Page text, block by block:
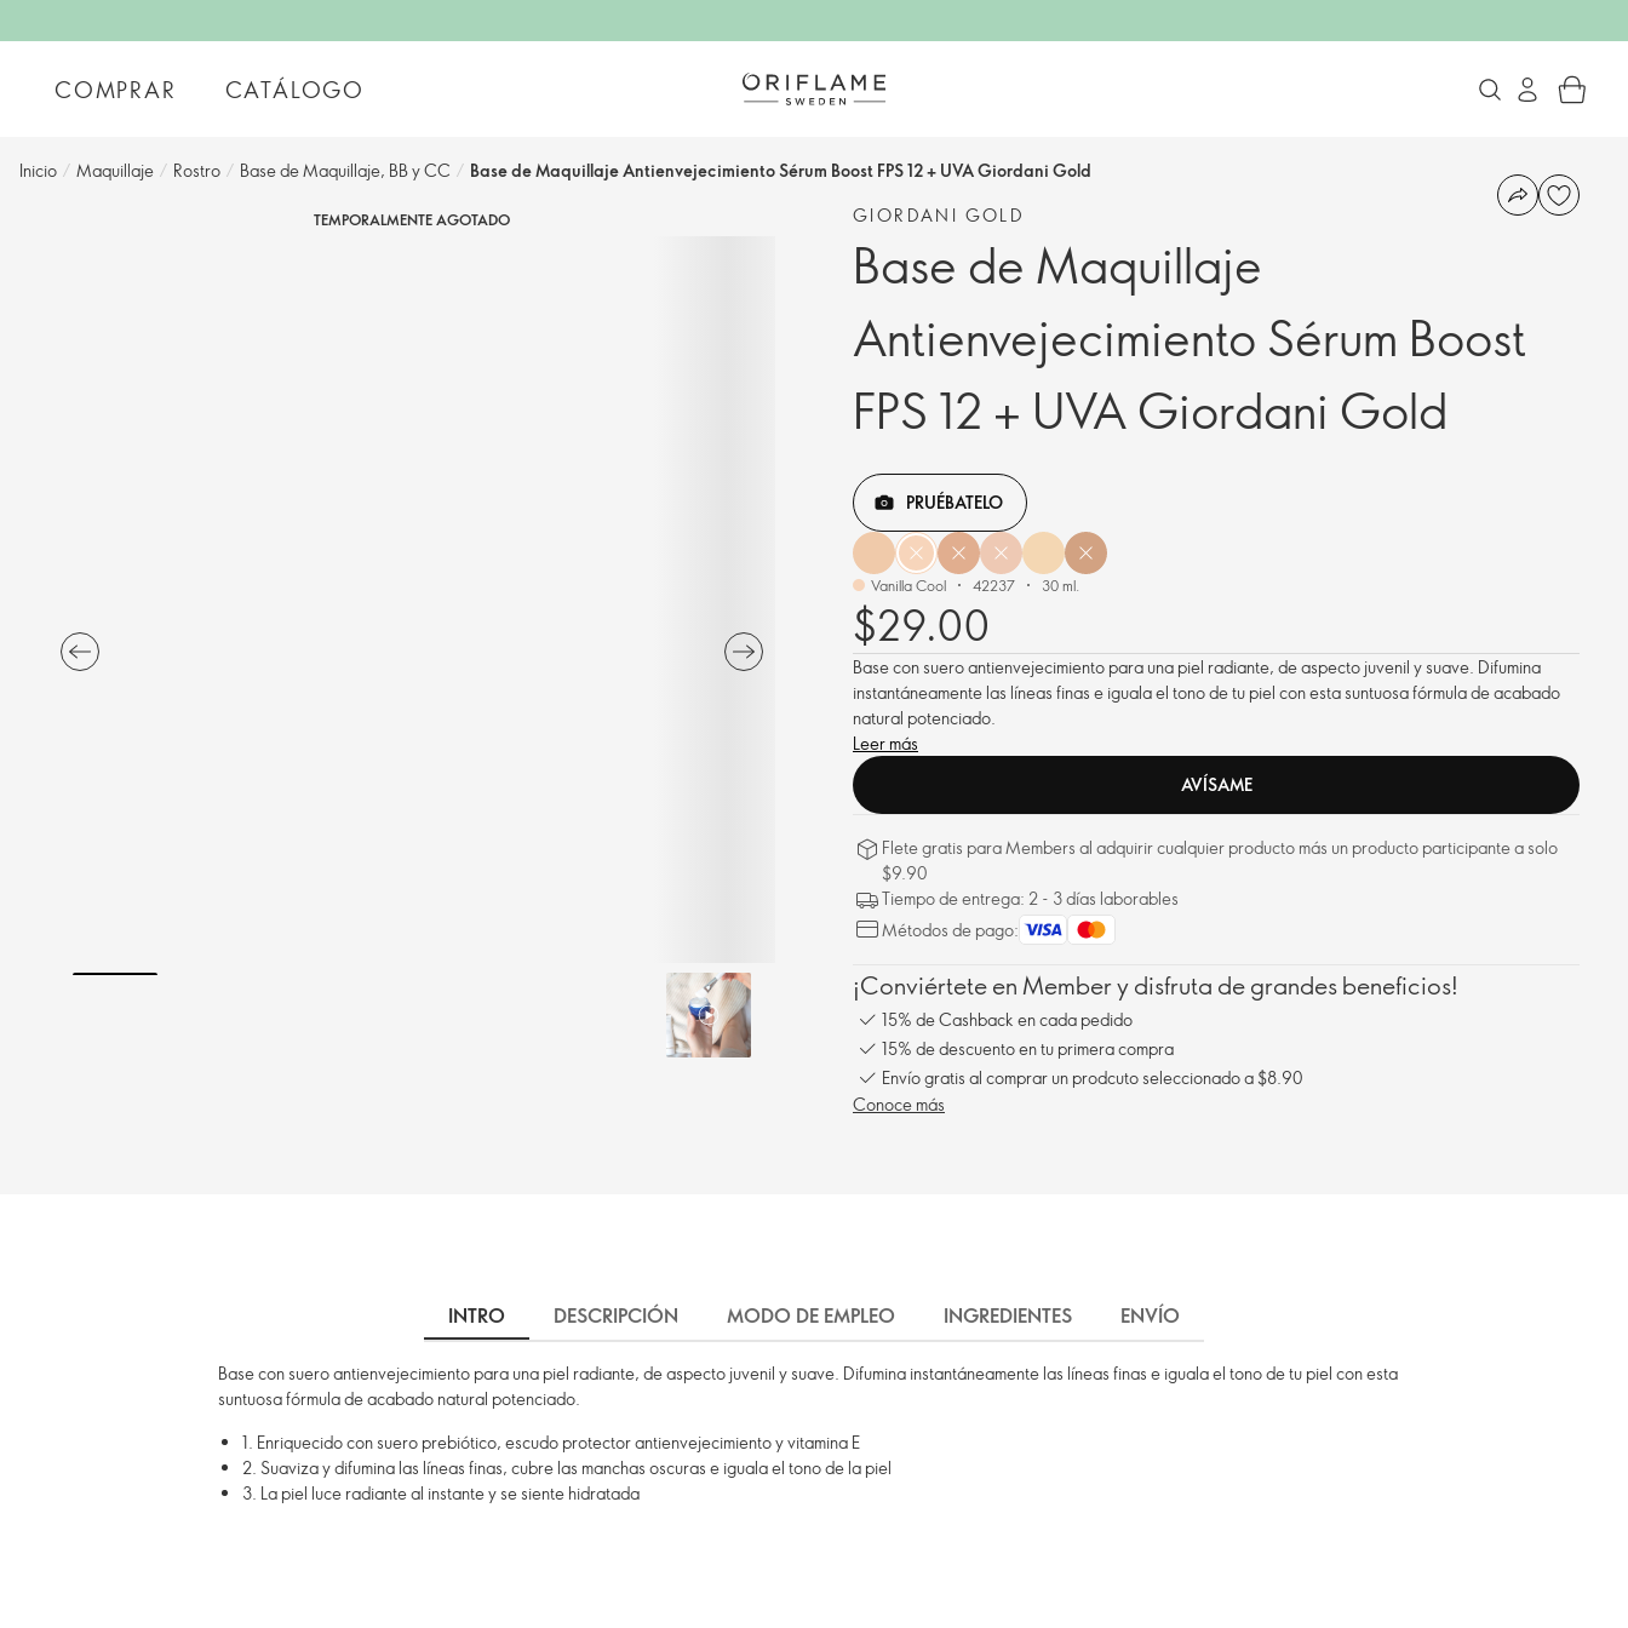
COMPRAR CATÁLOGO
Inicio / Maquillaje / Rostro / Base de Maquillaje, BB y CC / Base de Maquillaje Antienvejecimiento Sérum Boost FPS 12 + UVA Giordani Gold
TEMPORALMENTE AGOTADO GIORDANI GOLD
Base de Maquillaje
Antienvejecimiento Sérum Boost
FPS 12 + UVA Giordani Gold
PRUÉBATELO
Vanilla Cool 42237 30 ml.
$29.00
Base con suero antienvejecimiento para una piel radiante, de aspecto juvenil y suave. Difumina
instantáneamente las líneas finas e iguala el tono de tu piel con esta suntuosa fórmula de acabado
natural potenciado.
Leer más
AVÍSAME
Flete gratis para Members al adquirir cualquier producto más un producto participante a solo
$9.90
Tiempo de entrega: 2 - 3 días laborables
Métodos de pago:
¡Conviértete en Member y disfruta de grandes beneficios!
15% de Cashback en cada pedido
15% de descuento en tu primera compra
Envío gratis al comprar un prodcuto seleccionado a $8.90
Conoce más
INTRO DESCRIPCIÓN MODO DE EMPLEO INGREDIENTES ENVÍO
Base con suero antienvejecimiento para una piel radiante, de aspecto juvenil y suave. Difumina instantáneamente las líneas finas e iguala el tono de tu piel con esta
suntuosa fórmula de acabado natural potenciado.
1. Enriquecido con suero prebiótico, escudo protector antienvejecimiento y vitamina E
2. Suaviza y difumina las líneas finas, cubre las manchas oscuras e iguala el tono de la piel
3. La piel luce radiante al instante y se siente hidratada